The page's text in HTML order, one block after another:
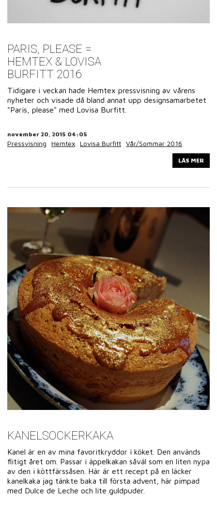
PARIS, PLEASE =
HEMTEX & LOVISA
BURFITT 2016
Tidigare i veckan hade Hemtex pressvisning av vårens
nyheter och visade då bland annat upp designsamarbetet
"Paris, please" med Lovisa Burfitt.
november 20, 2015 04:05
Pressvisning Hemtex Lovisa Burfitt Vår/Sommar 2016
LÄS MER
KANELSOCKERKAKA
Kanel är en av mina favoritkryddor i köket. Den används
flitigt året om. Passar i äppelkakan såväl som en liten nypa
av den i köttfärssåsen. Här är ett recept på en läcker
kanelkaka jag tänkte baka till första advent, här pimpad
med Dulce de Leche och lite guldpuder.